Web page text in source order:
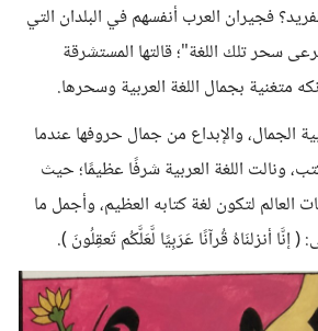
فجيران العرب أنفسهم في البلدان التي
سحر تلك اللغة"؛ قالتها المستشرقة
متغنية بجمال اللغة العربية وسحرها.
الجمال، والإبداع من جمال حروفها عندما
ونالت اللغة العربية شرفًا عظيمًا؛ حيث
العالم لتكون لغة كتابه العظيم، وأجمل ما
إنَّا أنزلنَاهُ قُرآنًا عَرَبِيًا لَّعَلَّكُم تَعقِلُونَ ).